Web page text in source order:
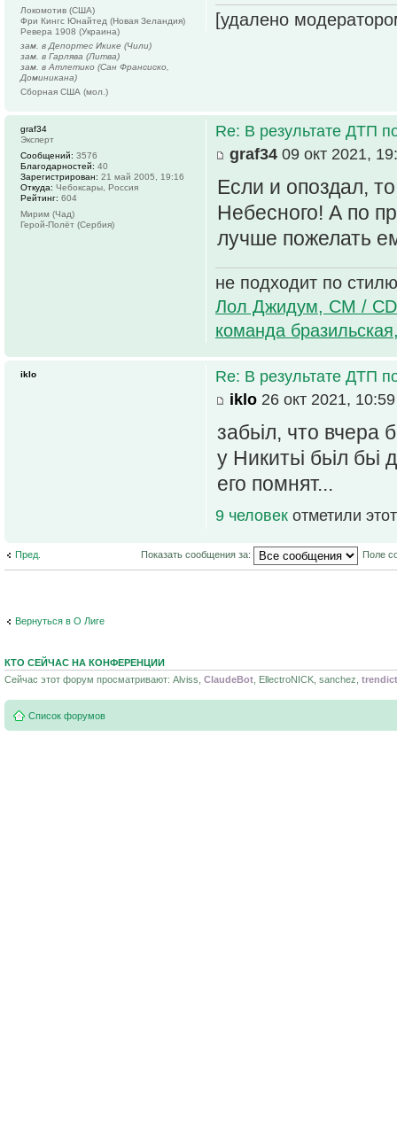
[удалено
Локомотив (США)
Фри Кингс Юнайтед (Новая Зеландия)
Ревера 1908 (Украина)
зам. в Депортес Икике (Чили)
зам. в Гарлява (Литва)
зам. в Атлетико (Сан Франсиско,
Доминикана)
Сборная США (мол.)
Re: В результате ДТП
graf34 09 окт 2021,
Если и опоздал,
Небесного! А по
лучше пожелать
не подходит по
Лол Джидум, CM /
команда
graf34
Эксперт
Сообщений: 3576
Благодарностей: 40
Зарегистрирован: 21 май 2005, 19:16
Откуда: Чебоксары, Россия
Рейтинг: 604
Мирим (Чад)
Герой-Полёт (Сербия)
Re: В результате ДТП
iklo 26 окт 2021, 10:59
забьіл, что вчера
у Никитьі бьіл
его помнят...
9 человек отметили
iklo
Пред. Показать сообщения за: Поле
Вернуться в О Лиге
КТО СЕЙЧАС НА КОНФЕРЕНЦИИ
Сейчас этот форум просматривают: Alviss, ClaudeBot , EllectroNICK, sanchez,
Список форумов